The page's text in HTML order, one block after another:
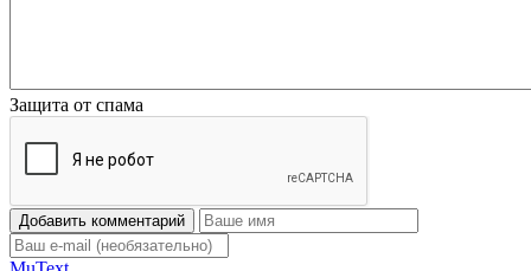
Защита от спама
Добавить комментарий